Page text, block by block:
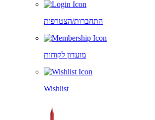
התחברות/הצטרפות
מועדון לקוחות
Wishlist